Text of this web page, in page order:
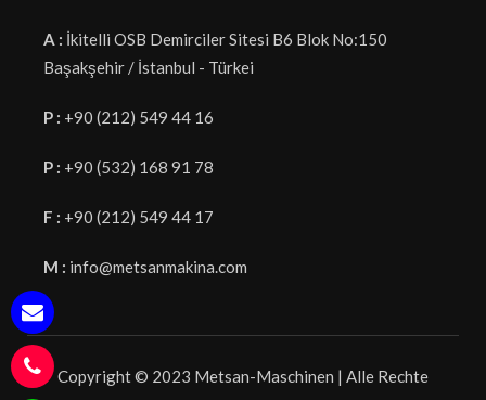
A : İkitelli OSB Demirciler Sitesi B6 Blok No:150
Başakşehir / İstanbul - Türkei
P : +90 (212) 549 44 16
P : +90 (532) 168 91 78
F : +90 (212) 549 44 17
M : info@metsanmakina.com
Copyright © 2023 Metsan-Maschinen | Alle Rechte